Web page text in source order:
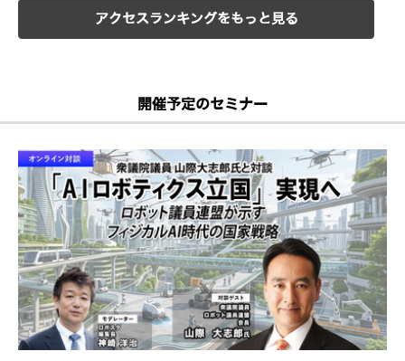
アクセスランキングをもっと見る
開催予定のセミナー